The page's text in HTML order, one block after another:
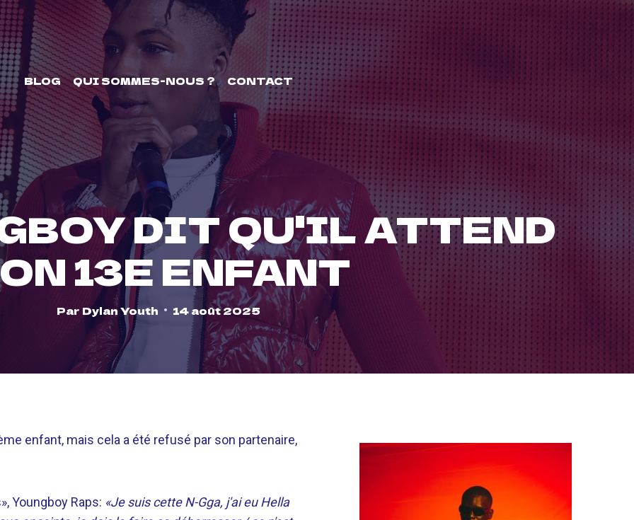
BLOG QUI SOMMES-NOUS ? CONTACT
DIT QU'IL ATTEND
13E ENFANT
Par Dylan Youth 14 août 2025
enfant, mais cela a été refusé par son partenaire,
Youngboy Raps: «Je suis cette N-Gga, j'ai eu Hella